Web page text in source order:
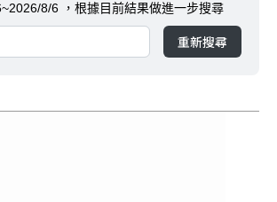
8/6 ，根據目前結果做進一步搜尋
重新搜尋